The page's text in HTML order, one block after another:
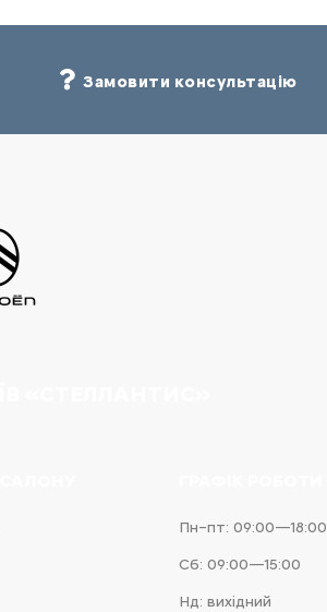
Замовити консультацію
Пн–пт: 09:00—18:00
Сб: 09:00—15:00
Нд: вихідний